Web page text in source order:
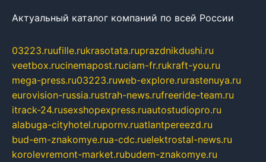
Актуальный каталог компаний по всей России
03223.ruufille.rukrasotata.ruprazdnikdushi.ru
veetbox.rucinemapost.ruciam-fr.rukraft-you.ru
mega-press.ru03223.ruweb-explore.rurastenuya.ru
eurovision-russia.rustrah-news.rufreeride-team.ru
itrack-24.rusexshopexpress.ruautostudiopro.ru
alabuga-cityhotel.rupornv.ruatlantpereezd.ru
bud-em-znakomye.rua-cdc.ruelektrostal-news.ru
korolevremont-market.rubudem-znakomye.ru